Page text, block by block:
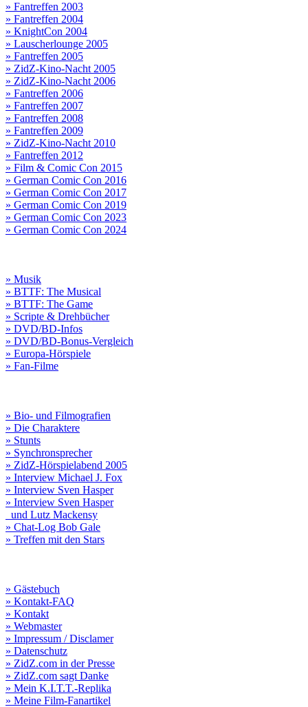
» Fantreffen 2003
» Fantreffen 2004
» KnightCon 2004
» Lauscherlounge 2005
» Fantreffen 2005
» ZidZ-Kino-Nacht 2005
» ZidZ-Kino-Nacht 2006
» Fantreffen 2006
» Fantreffen 2007
» Fantreffen 2008
» Fantreffen 2009
» ZidZ-Kino-Nacht 2010
» Fantreffen 2012
» Film & Comic Con 2015
» German Comic Con 2016
» German Comic Con 2017
» German Comic Con 2019
» German Comic Con 2023
» German Comic Con 2024
» Musik
» BTTF: The Musical
» BTTF: The Game
» Scripte & Drehbücher
» DVD/BD-Infos
» DVD/BD-Bonus-Vergleich
» Europa-Hörspiele
» Fan-Filme
» Bio- und Filmografien
» Die Charaktere
» Stunts
» Synchronsprecher
» ZidZ-Hörspielabend 2005
» Interview Michael J. Fox
» Interview Sven Hasper
» Interview Sven Hasper
und Lutz Mackensy
» Chat-Log Bob Gale
» Treffen mit den Stars
» Gästebuch
» Kontakt-FAQ
» Kontakt
» Webmaster
» Impressum / Disclamer
» Datenschutz
» ZidZ.com in der Presse
» ZidZ.com sagt Danke
» Mein K.I.T.T.-Replika
» Meine Film-Fanartikel